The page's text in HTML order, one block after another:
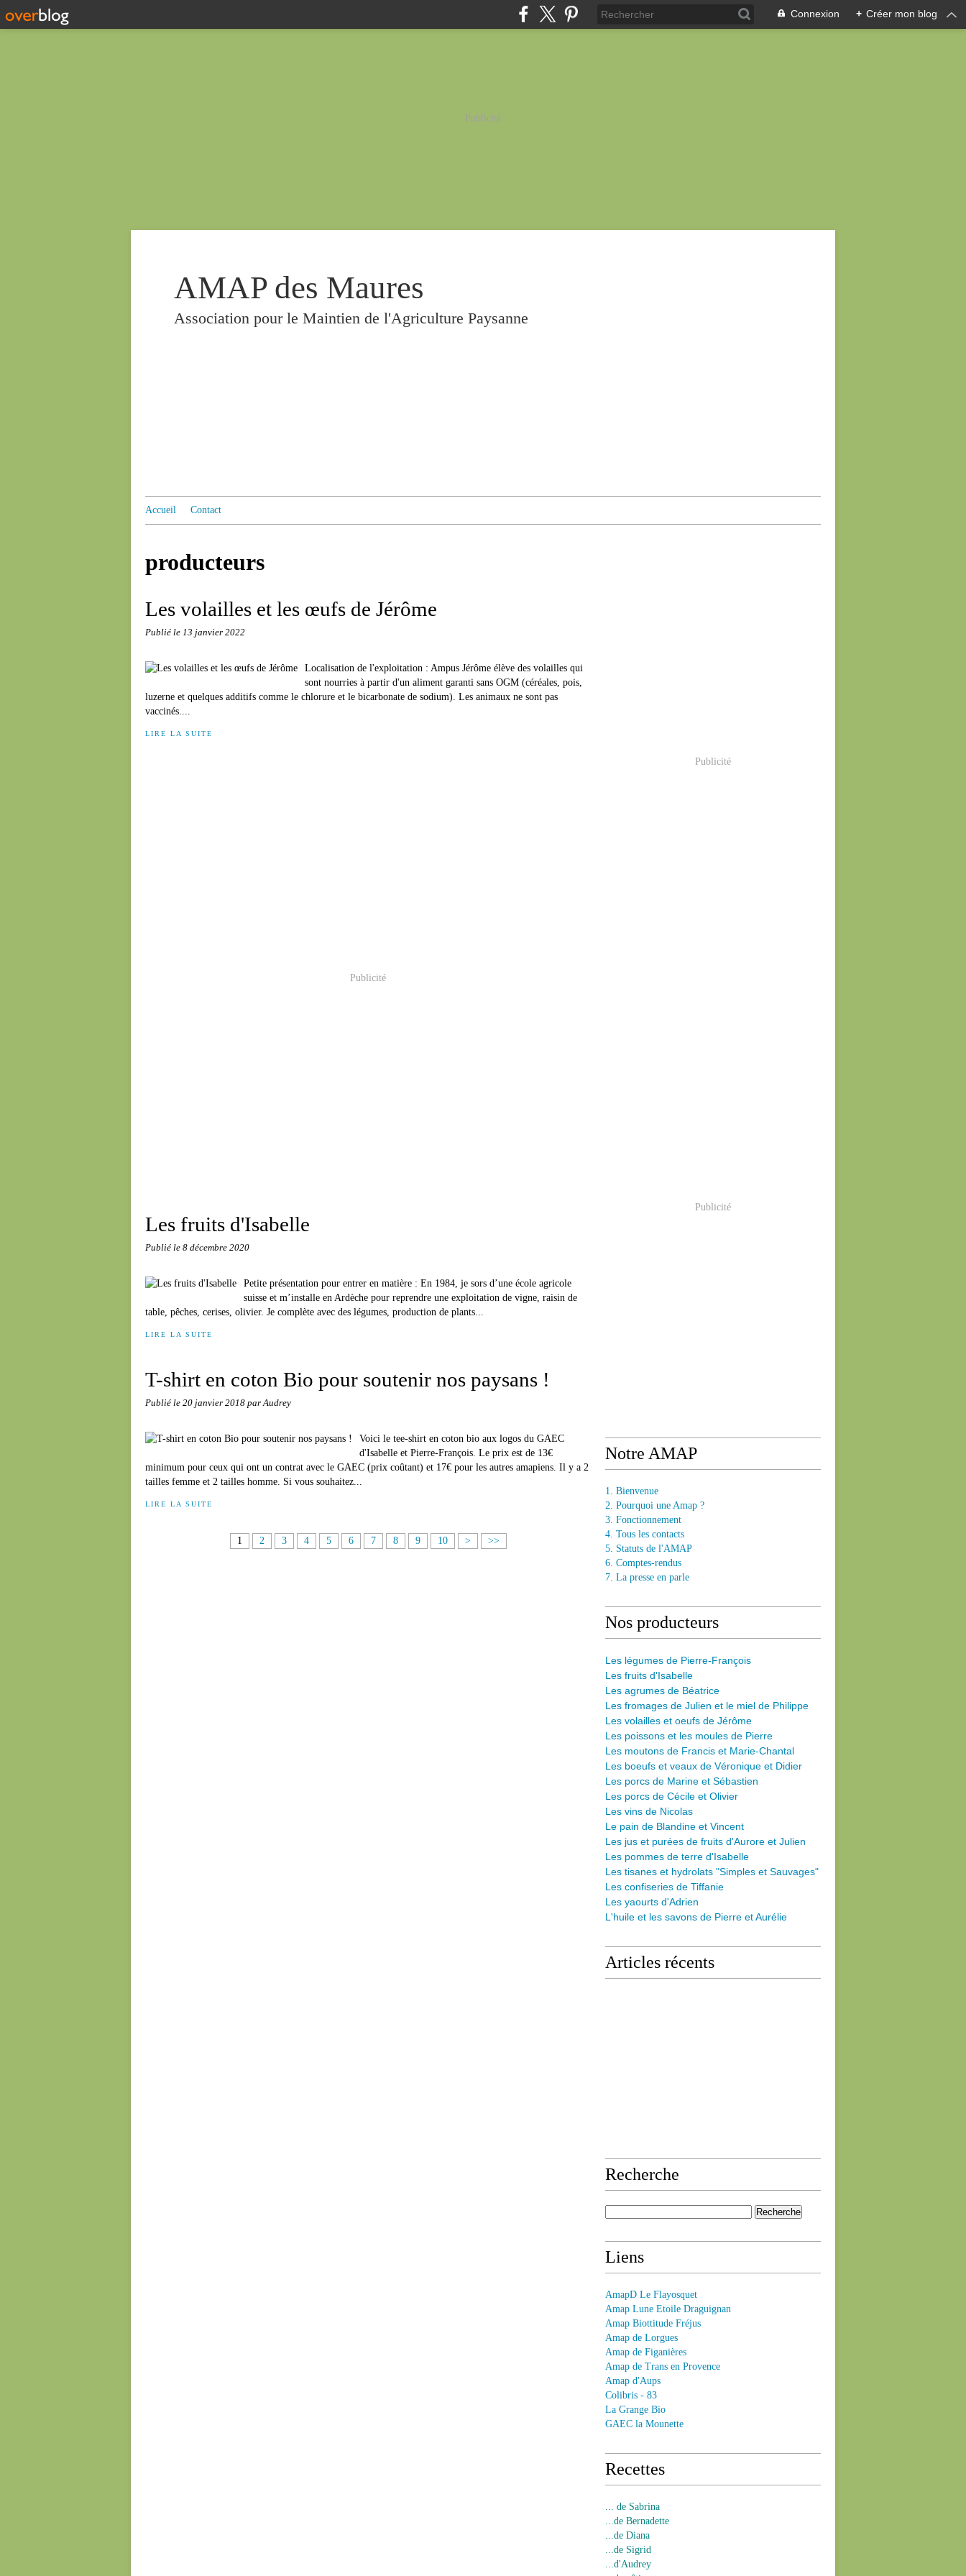
Connexion + Créer mon blog
Publicité
AMAP des Maures
Association pour le Maintien de l'Agriculture Paysanne
Accueil Contact
producteurs
Les volailles et les œufs de Jérôme
Publié le 13 janvier 2022
Localisation de l'exploitation : Ampus Jérôme élève des volailles qui
sont nourries à partir d'un aliment garanti sans OGM (céréales, pois,
luzerne et quelques additifs comme le chlorure et le bicarbonate de sodium). Les animaux ne sont pas
vaccinés....
LIRE LA SUITE
Publicité
Les fruits d'Isabelle
Publié le 8 décembre 2020
Petite présentation pour entrer en matière : En 1984, je sors d’une école agricole
suisse et m’installe en Ardèche pour reprendre une exploitation de vigne, raisin de
table, pêches, cerises, olivier. Je complète avec des légumes, production de plants...
LIRE LA SUITE
T-shirt en coton Bio pour soutenir nos paysans !
Publié le 20 janvier 2018 par Audrey
Voici le tee-shirt en coton bio aux logos du GAEC
d'Isabelle et Pierre-François. Le prix est de 13€
minimum pour ceux qui ont un contrat avec le GAEC (prix coûtant) et 17€ pour les autres amapiens. Il y a 2
tailles femme et 2 tailles homme. Si vous souhaitez...
LIRE LA SUITE
1 2 3 4 5 6 7 8 9 10 > >>
Publicité
Publicité
Notre AMAP
1. Bienvenue
2. Pourquoi une Amap ?
3. Fonctionnement
4. Tous les contacts
5. Statuts de l'AMAP
6. Comptes-rendus
7. La presse en parle
Nos producteurs
Les légumes de Pierre-François
Les fruits d'Isabelle
Les agrumes de Béatrice
Les fromages de Julien et le miel de Philippe
Les volailles et oeufs de Jérôme
Les poissons et les moules de Pierre
Les moutons de Francis et Marie-Chantal
Les boeufs et veaux de Véronique et Didier
Les porcs de Marine et Sébastien
Les porcs de Cécile et Olivier
Les vins de Nicolas
L e pain de Blandine et Vincent
Les jus et purées de fruits d'Aurore et Julien
Les pommes de terre d'Isabelle
Les tisanes et hydrolats "Simples et Sauvages"
Les confiseries de Tiffanie
Les yaourts d'Adrien
L'huile et les savons de Pierre et Aurélie
Articles récents
Recherche
Liens
AmapD Le Flayosquet
Amap Lune Etoile Draguignan
Amap Biottitude Fréjus
Amap de Lorgues
Amap de Figanières
Amap de Trans en Provence
Amap d'Aups
Colibris - 83
La Grange Bio
GAEC la Mounette
Recettes
... de Sabrina
...de Bernadette
...de Diana
...de Sigrid
...d'Audrey